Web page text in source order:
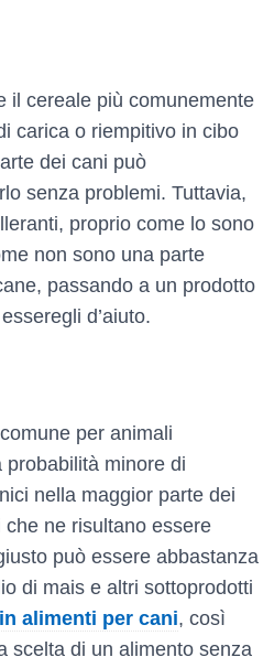
il cereale più comunemente
carica o riempitivo in cibo
dei cani può
senza problemi. Tuttavia,
proprio come lo sono
non sono una parte
passando a un prodotto
d’aiuto.
per animali
minore di
nella maggior parte dei
ne risultano essere
può essere abbastanza
di mais e altri sottoprodotti
alimenti per cani, così
scelta di un alimento senza